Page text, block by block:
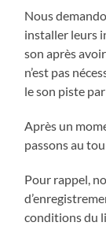
Nous
installer leurs
son après
n’est pas
le son piste
Après un
passons au
Pour rappel,
conditions du